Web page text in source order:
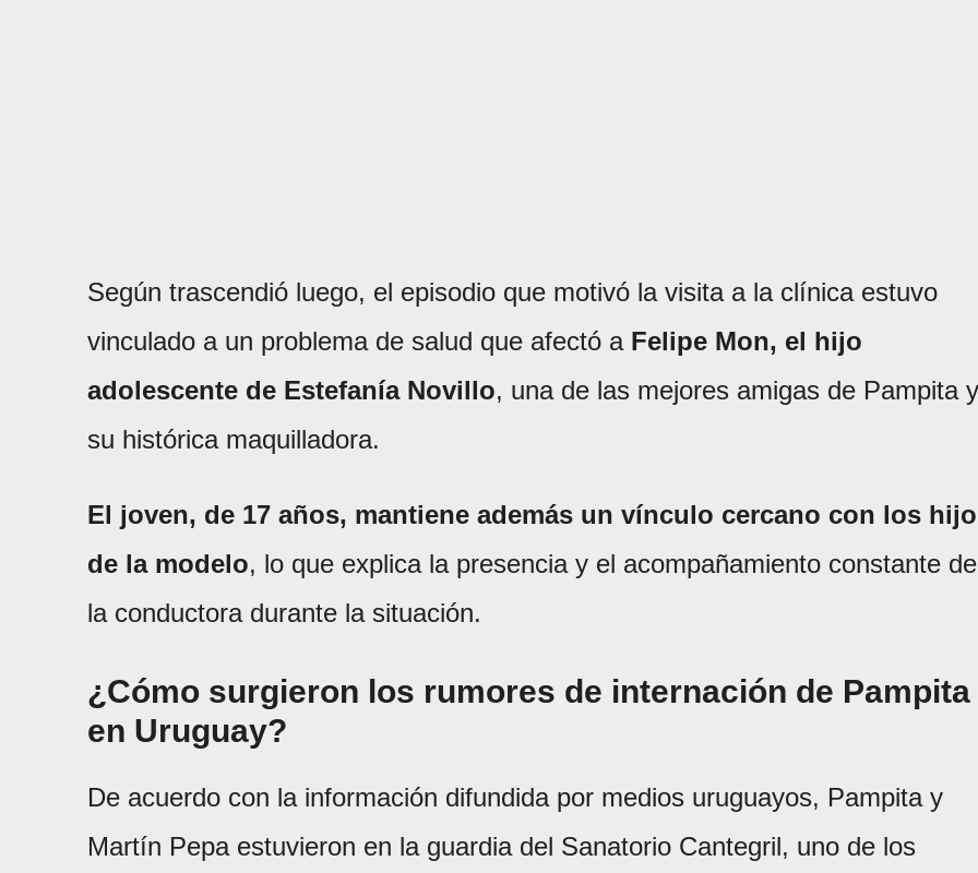
Según trascendió luego, el episodio que motivó la visita a la clínica estuvo
vinculado a un problema de salud que afectó a Felipe Mon, el hijo
adolescente de Estefanía Novillo, una de las mejores amigas de Pampita y
su histórica maquilladora.
El joven, de 17 años, mantiene además un vínculo cercano con los
de la modelo, lo que explica la presencia y el acompañamiento constante de
la conductora durante la situación.
¿Cómo surgieron los rumores de internación de Pampita
en Uruguay?
De acuerdo con la información difundida por medios uruguayos, Pampita y
Martín Pepa estuvieron en la guardia del Sanatorio Cantegril, uno de los